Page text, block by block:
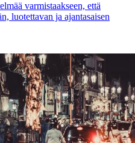
varmistaakseen, että
luotettavan ja ajantasaisen